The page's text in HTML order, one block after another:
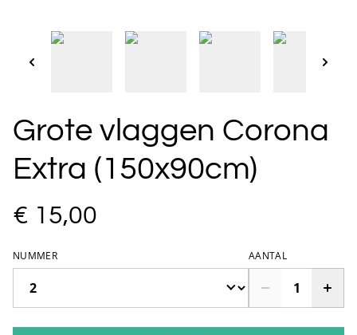
Grote vlaggen Corona
Extra (150x90cm)
€ 15,00
NUMMER AANTAL